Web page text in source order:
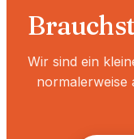
Wir sind ein